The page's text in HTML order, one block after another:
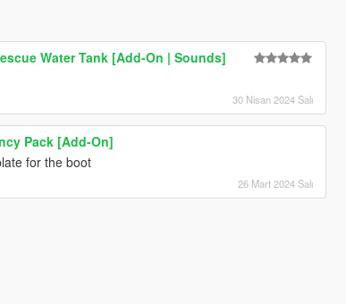
Water Tank [Add-On | Sounds]
30 Nisan 2024 Salı
Pack [Add-On]
for the boot
26 Mart 2024 Salı